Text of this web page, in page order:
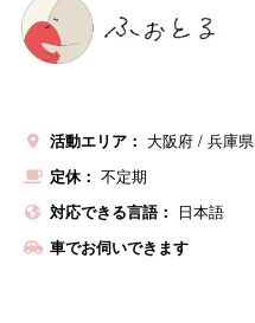
活動エリア： 大阪府 兵庫県
定休： 不定期
対応できる言語： 日本語
車でお伺いできます